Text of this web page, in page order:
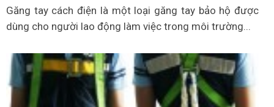
Găng tay cách điện là một loại găng tay bảo hộ được
dùng cho người lao động làm việc trong môi trường...